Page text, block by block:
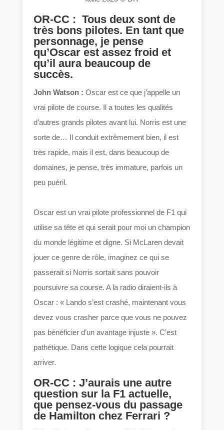
OR-CC : Tous deux sont de
très bons pilotes. En tant que
personnage, je pense
qu’Oscar est assez froid et
qu’il aura beaucoup de
succès.
John Watson :Oscar est ce que j’appelle un
vrai pilote de course. Il a toutes les qualités
d’autres grands pilotes avant lui. Norris est une
sorte de… Il conduit extrêmement bien, il est
très rapide, mais il est, dans beaucoup de
domaines, je pense, très immature, parfois un
peu puéril.
Oscar est un vrai pilote professionnel de F1 qui
utilise sa tête et qui serait pour moi un champion
du monde légitime et digne. Si McLaren devait
jouer ce genre de rôle, imaginez ce qui se
passerait si Norris sortait sans pouvoir
poursuivre sa course. A la radio diraient-ils à
Oscar : « Lando s’est crashé, maintenant vous
devez vous crasher parce que vous ne pouvez
pas bénéficier d’un avantage injuste ». C’est
pathétique. Dans cette logique cela pourrait
arriver.
OR-CC : J’aurais une autre
question sur la F1 actuelle,
que pensez-vous du passage
de Hamilton chez Ferrari ?